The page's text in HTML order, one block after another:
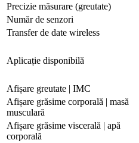
Precizie măsurare (greutate)
Număr de senzori
Transfer de date wireless
Aplicație disponibilă
Afișare greutate | IMC
Afișare grăsime corporală | masă
musculară
Afișare grăsime viscerală | apă
corporală